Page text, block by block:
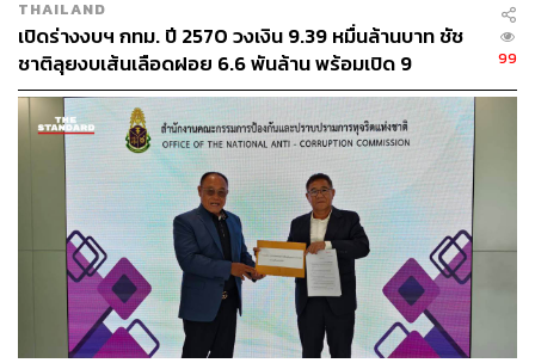
THAILAND
เปิดร่างงบฯ กทม. ปี 2570 วงเงิน 9.39 หมื่นล้านบาท ชัช
ชาติลุยงบเส้นเลือดฝอย 6.6 พันล้าน พร้อมเปิด 9
ยุทธศาสตร์พัฒนาเมือง
99